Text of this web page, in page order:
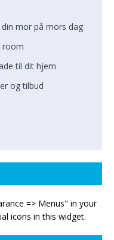
mor på mors dag
room
til dit hjem
og tilbud
=> Menus" in your
icons in this widget.